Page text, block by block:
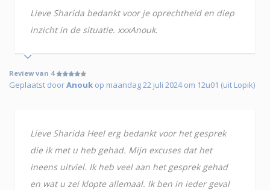
Lieve Sharida bedankt voor je oprechtheid en diep
inzicht in de situatie. xxxAnouk.
Review van 4
Geplaatst doorAnouk op maandag 22 juli 2024 om 12u01 (uit Lopik)
Lieve Sharida Heel erg bedankt voor het gesprek
die ik met u heb gehad. Mijn excuses dat het
ineens uitviel. Ik heb veel aan het gesprek gehad
en wat u zei klopte allemaal. Ik ben in ieder geval